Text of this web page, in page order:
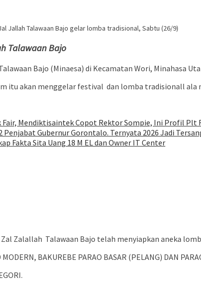
Jallah Talawaan Bajo gelar lomba tradisional, Sabtu (26/9)
Talawaan Bajo
Bajo (Minaesa) di Kecamatan Wori, Minahasa
itu akan menggelar festival dan lomba tradisionall ala
Fair, Mendiktisaintek Copot Rektor Sompie, Ini Profil Plt
Penjabat Gubernur Gorontalo. Ternyata 2026 Jadi
Fakta Sita Uang 18 M EL dan Owner IT Center
Zalallah Talawaan Bajo telah menyiapkan aneka
BAKUREBE PARAO BASAR (PELANG) DAN